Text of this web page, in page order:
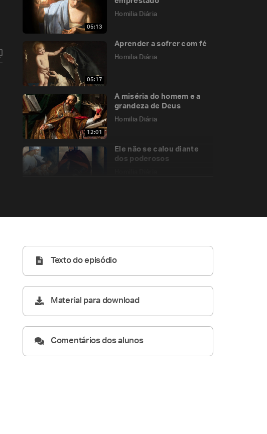
05:13
Homilia Diária
05:17
Aprender a sofrer com fé
Homilia Diária
12:01
A miséria do homem e a
grandeza de Deus
Homilia Diária
Ele não se calou diante
dos poderosos
Homilia Diária
Texto do episódio
Material para download
Comentários dos alunos